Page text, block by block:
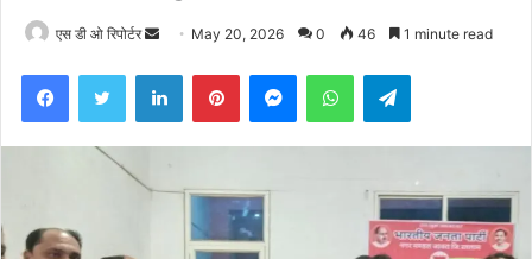
एस डी ओ रिपोर्टर
Send May 20, 2026 0 46 1 minute read
FacebookTwitter LinkedInPinterestMessengerWhatsAppTelegram